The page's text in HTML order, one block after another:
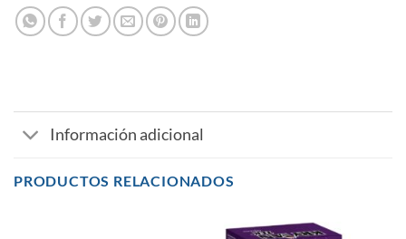
Información adicional
PRODUCTOS RELACIONADOS